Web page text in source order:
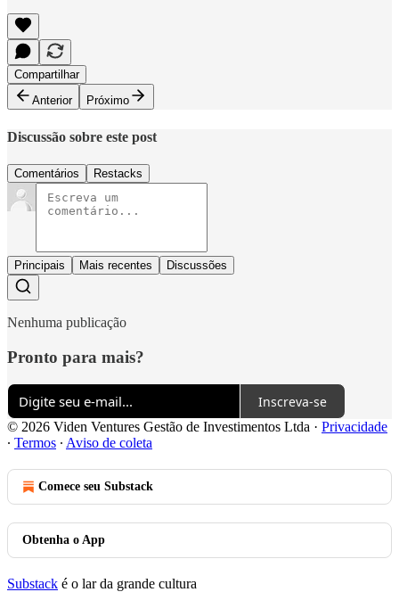
Compartilhar
Anterior
Próximo
Discussão sobre este post
Comentários Restacks
Principais Mais recentes Discussões
Nenhuma publicação
Pronto para mais?
Inscreva-se
© 2026 Viden Ventures Gestão de Investimentos Ltda · Privacidade
∙ Termos ∙ Aviso de coleta
Comece seu Substack
Obtenha o App
Substack é o lar da grande cultura